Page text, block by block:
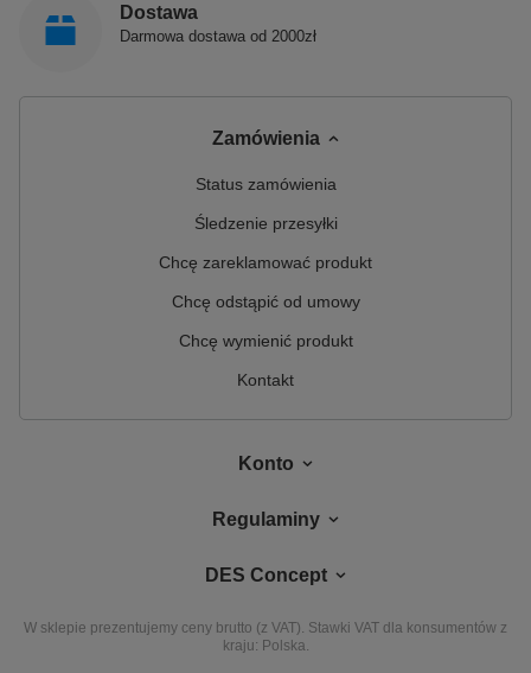
Dostawa
Darmowa dostawa od 2000zł
Zamówienia
Status zamówienia
Śledzenie przesyłki
Chcę zareklamować produkt
Chcę odstąpić od umowy
Chcę wymienić produkt
Kontakt
Konto
Regulaminy
DES Concept
W sklepie prezentujemy ceny brutto (z VAT). Stawki VAT dla konsumentów z
kraju: Polska.